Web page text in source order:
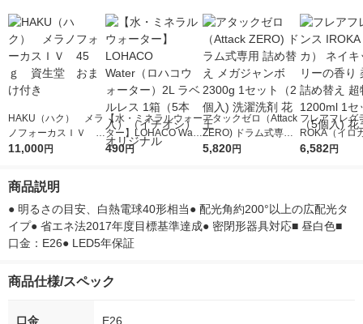
HAKU（ハク） メラ
ノフォーカスＩＶ 4
5ｇ 資生堂 おまけ
11,000円
【水・ミネラルウォー
ター】LOHACO Wate
r（ロハコウォータ
490円
アタックゼロ（Attack
ZERO) ドラム式専用
詰め替え メガジャン
5,820円
フレアフレグ
ROKA（イロ
イキッドリリ
6,582円
商品説明
● 明るさの目安、白熱電球40形相当● 配光角約200°以上の広配光タ
イプ● 省エネ法2017年度目標基準達成● 密閉形器具対応■ 昼白色■
口金：E26● LED5年保証
商品仕様/スペック
口金 E26